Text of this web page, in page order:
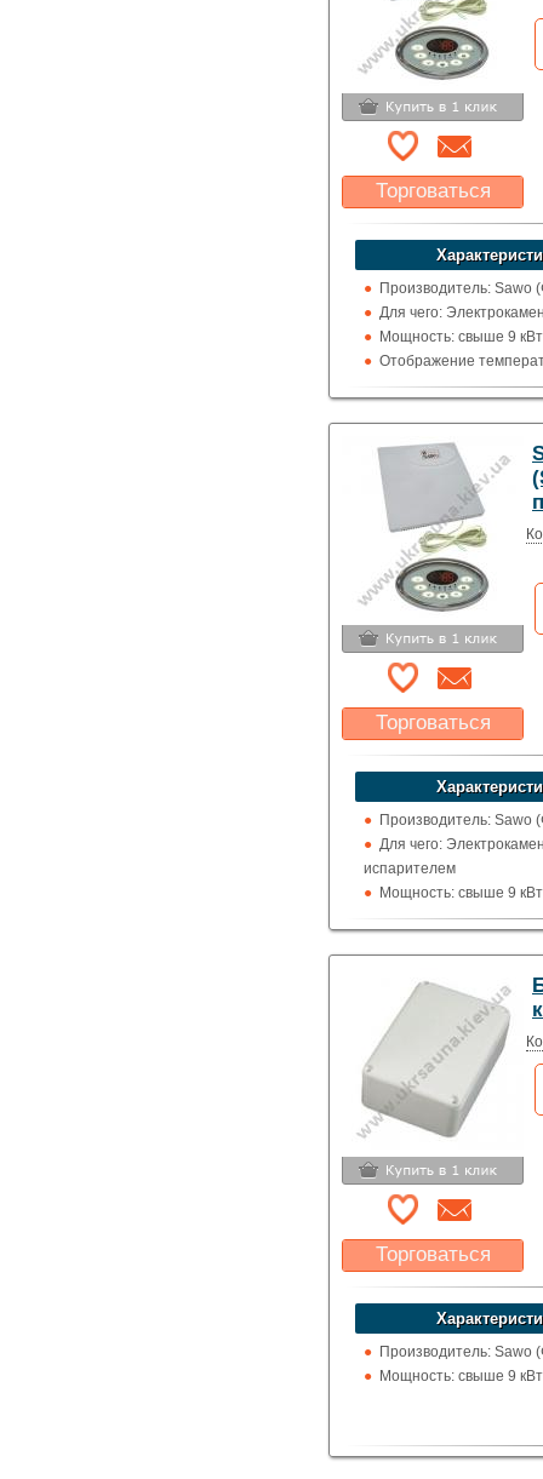
Торговаться
Какая цена Вас
устроит?
Указать цену
Производитель: Sawo
Для чего:
Мощность: свыше 9 кВт
Отображение
цельсия
Торговаться
Какая цена Вас
устроит?
Указать цену
Производитель: Sawo
Для чего:
испарителем
Мощность: свыше 9 кВт
Отображение
Торговаться
Какая цена Вас
устроит?
Указать цену
Производитель: Sawo
Мощность: свыше 9 кВт